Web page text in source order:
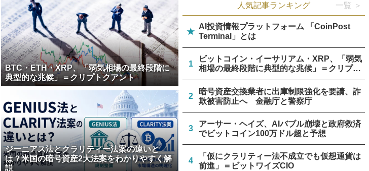
BTC・ETH・XRP、「弱気相場の最終段階に
典型的な兆候」＝クリプトクアント
ジーニアス法とクラリティー法案の違いと
は？米国の暗号資産2大法案をわかりやすく解
説
人気記事ランキング 一覧 ＞
★
AI投資情報プラットフォーム 「CoinPost
Terminal」とは
1
ビットコイン・イーサリアム・XRP、「弱気
相場の最終段階に典型的な兆候」＝クリプト
クアント
2
暗号資産交換業者に出庫制限強化を要請、詐
欺被害防止へ 金融庁と警察庁
3
アーサー・ヘイズ、AIバブル崩壊と政府救済
でビットコイン100万ドル超と予想
4
「仮にクラリティー法不成立でも仮想通貨は
前進」＝ビットワイズCIO